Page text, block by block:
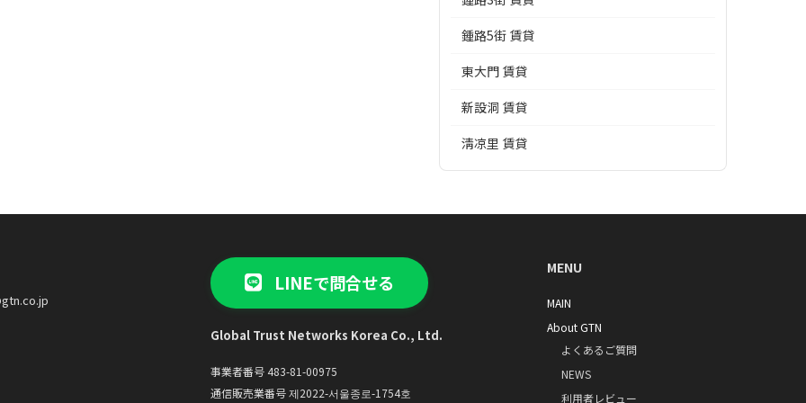
鍾路5街 賃貸
東大門 賃貸
新設洞 賃貸
淸凉里 賃貸
LINEで問合せる
Global Trust Networks Korea Co., Ltd.
事業者番号 483-81-00975
通信販売業番号 제2022-서울종로-1754호
MENU
MAIN
About GTN
よくあるご質問
NEWS
利用者レビュー